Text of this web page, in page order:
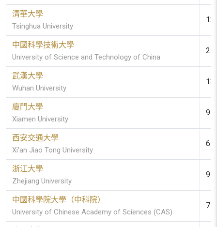
清華大學
Tsinghua University
12
中國科學技術大學
University of Science and Technology of China
2 (
武漢大學
Wuhan University
13
廈門大學
Xiamen University
9 (
西安交通大學
Xi'an Jiao Tong University
6 (
浙江大學
Zhejiang University
9 (
中國科學院大學（中科院）
University of Chinese Academy of Sciences (CAS)
7